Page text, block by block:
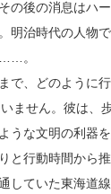
の後の消息はハ
明治時代の人物
。
で、どのように
ません。彼は、
うな文明の利器を
と行動時間から
していた東海道